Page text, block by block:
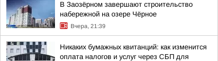
В Заозёрном завершают строительство
набережной на озере Чёрное
Вчера, 21:39
Никаких бумажных квитанций: как изменится
оплата налогов и услуг через СБП для